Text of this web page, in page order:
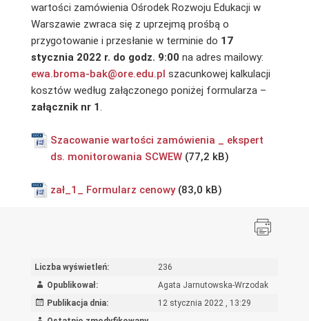
wartości zamówienia Ośrodek Rozwoju Edukacji w
Warszawie zwraca się z uprzejmą prośbą o
przygotowanie i przesłanie w terminie do 17
stycznia 2022 r. do godz. 9:00 na adres mailowy:
ewa.broma-bak@ore.edu.pl szacunkowej kalkulacji
kosztów według załączonego poniżej formularza –
załącznik nr 1.
Szacowanie wartości zamówienia _ ekspert
ds. monitorowania SCWEW
zał_1_ Formularz cenowy
Liczba wyświetleń:
236
Opublikował:
Agata Jarnutowska-Wrzodak
Publikacja dnia:
12 stycznia 2022 , 13:29